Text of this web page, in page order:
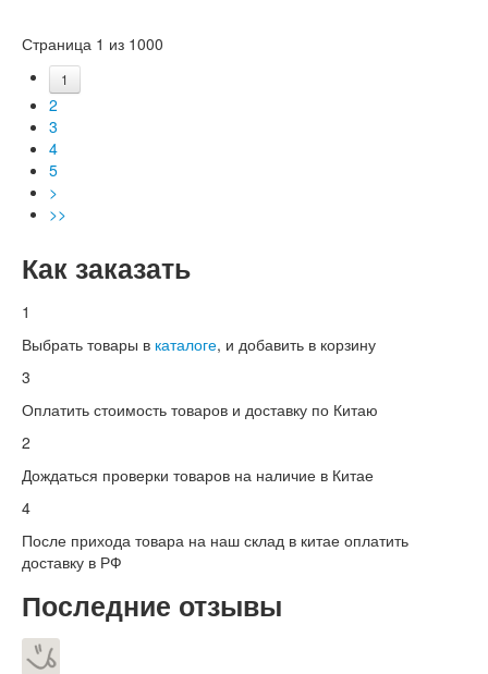
Страница 1 из 1000
1
2
3
4
5
>
>>
Как заказать
1
Выбрать товары в каталоге, и добавить в корзину
3
Оплатить стоимость товаров и доставку по Китаю
2
Дождаться проверки товаров на наличие в Китае
4
После прихода товара на наш склад в китае оплатить
доставку в РФ
Последние отзывы